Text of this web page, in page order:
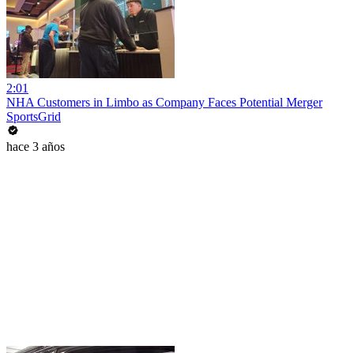
2:01
NHA Customers in Limbo as Company Faces Potential Merger
SportsGrid
hace 3 años